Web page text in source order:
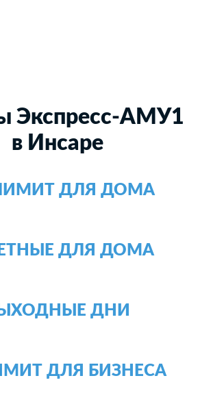
Экспресс-АМУ1
в Инсаре
ДЛЯ ДОМА
ДЛЯ ДОМА
ДНИ
ДЛЯ БИЗНЕСА